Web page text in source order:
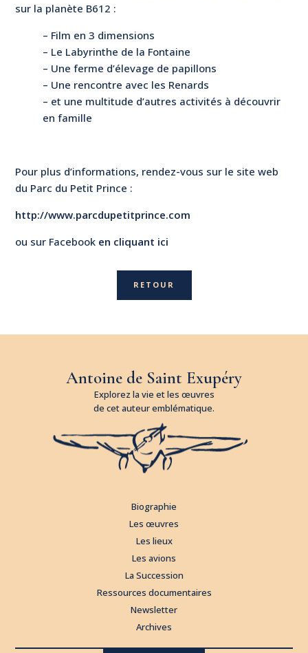
sur la planète B612 :
– Film en 3 dimensions
– Le Labyrinthe de la Fontaine
– Une ferme d’élevage de papillons
– Une rencontre avec les Renards
– et une multitude d’autres activités à découvrir
en famille
Pour plus d’informations, rendez-vous sur le site web
du Parc du Petit Prince :
http://www.parcdupetitprince.com
ou sur Facebook en cliquant ici
RETOUR
Antoine de Saint Exupéry
Explorez la vie et les œuvres
de cet auteur emblématique.
Biographie
Les œuvres
Les lieux
Les avions
La Succession
Ressources documentaires
Newsletter
Archives